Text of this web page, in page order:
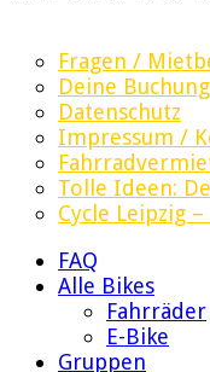
Fragen /
Deine
Datenschutz
Impressum /
Tolle Ideen:
Cycle Leipzig
FAQ
Alle Bikes
Fahrräder
E-Bike
Gruppen